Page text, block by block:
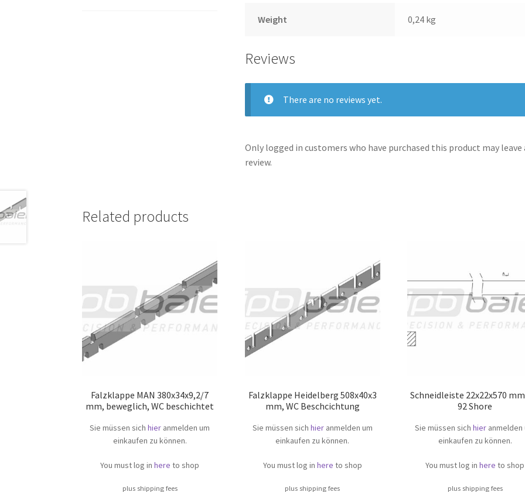
Weight 0,24 kg
Reviews
There are no reviews yet.
Only logged in customers who have purchased this product may leave
review.
Related products
Falzklappe MAN 380x34x9,2/7
mm, beweglich, WC beschichtet
Sie müssen sichhier anmelden um
einkaufen zu können.
You must log inhereto shop
plus shipping fees
Falzklappe Heidelberg 508x40x3
mm, WC Beschcichtung
Sie müssen sich hieranmelden um
einkaufen zu können.
You must log in here to shop
plus shipping fees
Schneidleiste 22x22x570
92 Shore
Sie müssen sichhier anmelden
einkaufen zu können.
You must log inhereto shop
plus shipping fees